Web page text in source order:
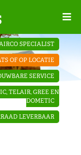
SPECIALIST
OF OP LOCATIE
SERVICE
TELAIR, GREE EN
DOMETIC
LEVERBAAR